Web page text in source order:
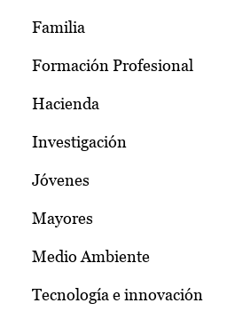
Familia
Formación Profesional
Hacienda
Investigación
Jóvenes
Mayores
Medio Ambiente
Tecnología e innovación